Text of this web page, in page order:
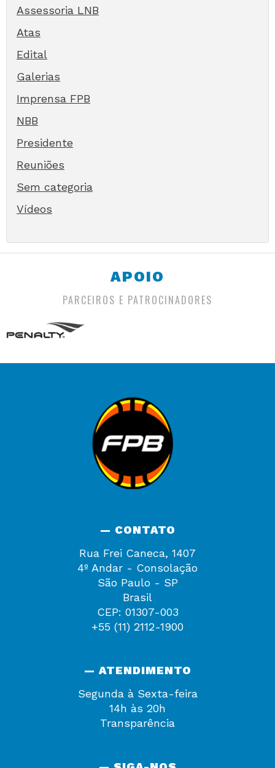
Assessoria LNB
Atas
Edital
Galerias
Imprensa FPB
NBB
Presidente
Reuniões
Sem categoria
Vídeos
APOIO
PARCEIROS E PATROCINADORES
— CONTATO
Rua Frei Caneca, 1407
4º Andar - Consolação
São Paulo - SP
Brasil
CEP: 01307-003
+55 (11) 2112-1900
— ATENDIMENTO
Segunda à Sexta-feira
14h às 20h
Transparência